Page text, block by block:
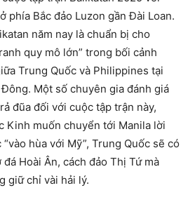
phía Bắc đảo Luzon gần Đài Loan.
năm nay là chuẩn bị cho
quy mô lớn” trong bối cảnh
Trung Quốc và Philippines tại
Một số chuyên gia đánh giá
đũa đối với cuộc tập trận này,
Kinh muốn chuyển tới Manila lời
hùa với Mỹ”, Trung Quốc sẽ có
Hoài Ân, cách đảo Thị Tứ mà
giữ chỉ vài hải lý.